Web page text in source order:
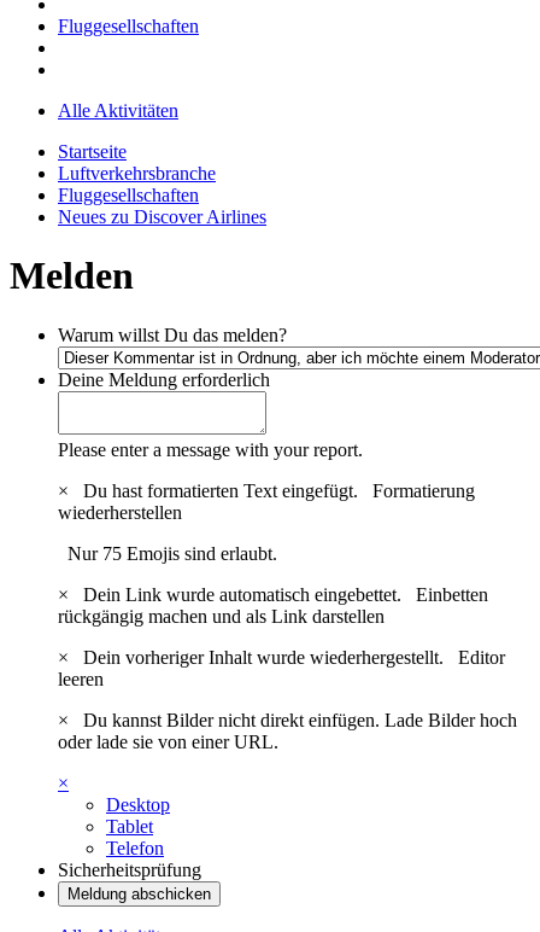
Fluggesellschaften
Alle Aktivitäten
Startseite
Luftverkehrsbranche
Fluggesellschaften
Neues zu Discover Airlines
Melden
Warum willst Du das melden?
Deine Meldung erforderlich
Please enter a message with your report.
×
Du hast formatierten Text eingefügt. Formatierung
wiederherstellen
Nur 75 Emojis sind erlaubt.
×
Dein Link wurde automatisch eingebettet. Einbetten
rückgängig machen und als Link darstellen
×
Dein vorheriger Inhalt wurde wiederhergestellt. Editor
leeren
×
Du kannst Bilder nicht direkt einfügen. Lade Bilder hoch
oder lade sie von einer URL.
×
Desktop
Tablet
Telefon
Sicherheitsprüfung
Meldung abschicken